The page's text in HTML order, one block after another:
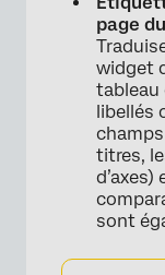
page
widget
tableau
libellés
titres,
sont